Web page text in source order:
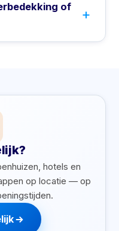
of
hotels en
op locatie — op